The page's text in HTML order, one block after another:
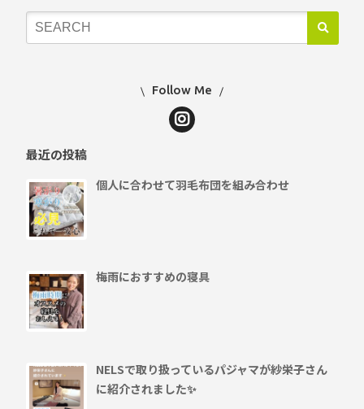
Follow Me
最近の投稿
個人に合わせて羽毛布団を組み合わせ
梅雨におすすめの寝具
NELSで取り扱っているパジャマが紗栄子さん
に紹介されました✨